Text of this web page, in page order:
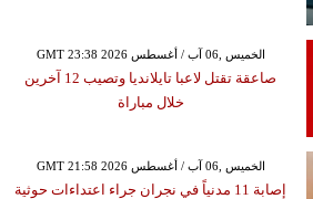
GMT 23:38 2026 الخميس ,06 آب / أغسطس
صاعقة تقتل لاعبا تايلانديا وتصيب 12 آخرين
خلال مباراة
GMT 21:58 2026 الخميس ,06 آب / أغسطس
إصابة 11 مدنياً في نجران جراء اعتداءات حوثية